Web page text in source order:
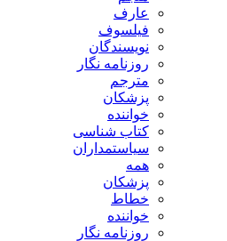
عارف
فیلسوف
نویسندگان
روزنامه نگار
مترجم
پزشکان
خواننده
کتاب شناسی
سیاستمداران
همه
پزشکان
خطاط
خواننده
روزنامه نگار